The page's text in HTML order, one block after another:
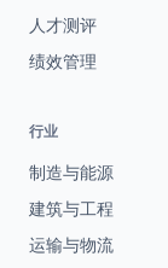
人才测评
绩效管理
行业
制造与能源
建筑与工程
运输与物流